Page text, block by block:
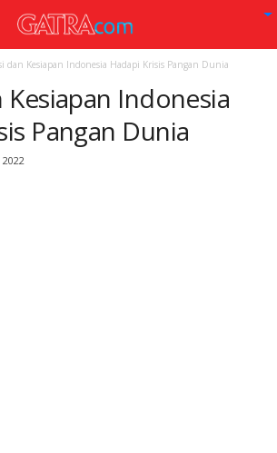
dan Kesiapan Indonesia Hadapi Krisis Pangan Dunia
Kesiapan Indonesia
Pangan Dunia
2022